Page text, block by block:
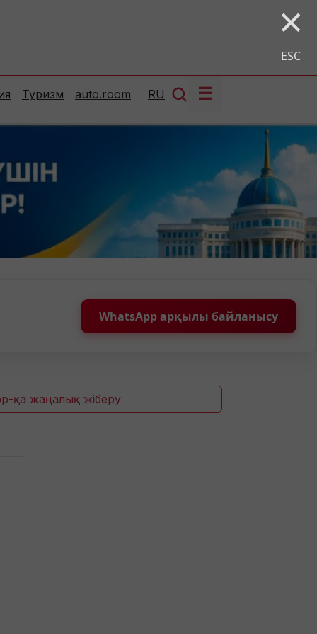
×
ESC
Туризм auto.room RU ☰
WhatsApp арқылы байланысу
қа жаңалық жіберу